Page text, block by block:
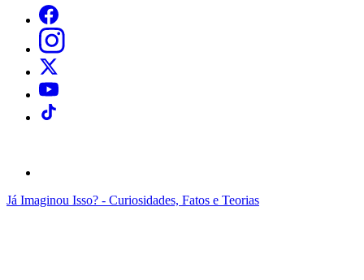
Já Imaginou Isso? - Curiosidades, Fatos e Teorias